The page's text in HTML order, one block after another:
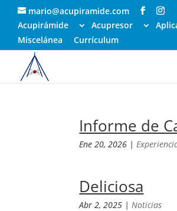
mario@acupiramide.com
Acupirámide
Acupresor
Miscelánea
Currículum
Informe de
Ene 20, 2026 |
Deliciosa
Abr 2, 2025 |Noticias